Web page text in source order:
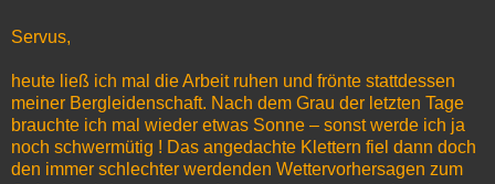
Servus,
heute ließ ich mal die Arbeit ruhen und frönte stattdessen
meiner Bergleidenschaft. Nach dem Grau der letzten Tage
brauchte ich mal wieder etwas Sonne – sonst werde ich ja
noch schwermütig ! Das angedachte Klettern fiel dann doch
den immer schlechter werdenden Wettervorhersagen zum